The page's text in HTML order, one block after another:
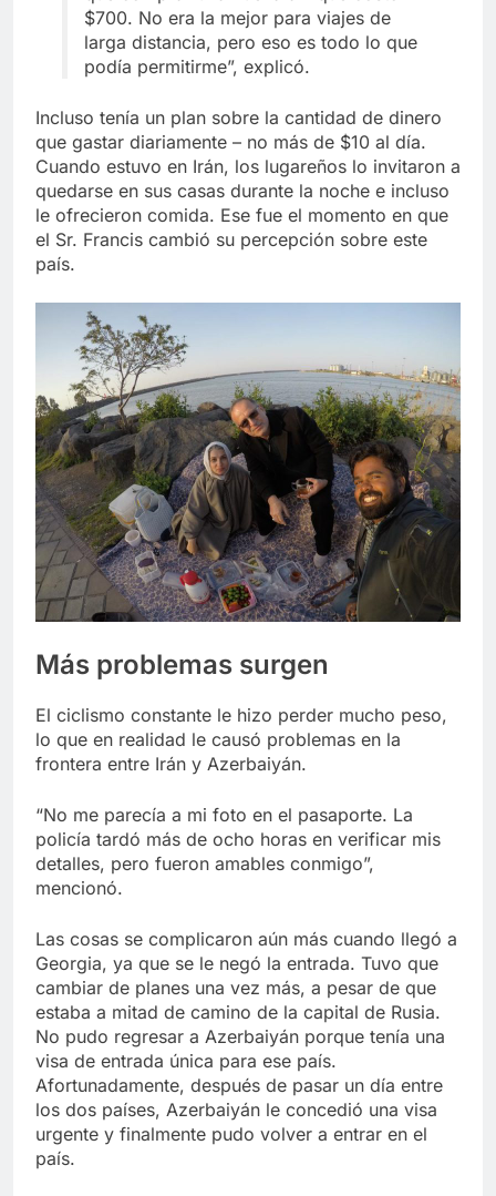
$700. No era la mejor para viajes de
larga distancia, pero eso es todo lo que
podía permitirme”, explicó.
Incluso tenía un plan sobre la cantidad de dinero
que gastar diariamente – no más de $10 al día.
Cuando estuvo en Irán, los lugareños lo invitaron a
quedarse en sus casas durante la noche e incluso
le ofrecieron comida. Ese fue el momento en que
el Sr. Francis cambió su percepción sobre este
país.
Más problemas surgen
El ciclismo constante le hizo perder mucho peso,
lo que en realidad le causó problemas en la
frontera entre Irán y Azerbaiyán.
“No me parecía a mi foto en el pasaporte. La
policía tardó más de ocho horas en verificar mis
detalles, pero fueron amables conmigo”,
mencionó.
Las cosas se complicaron aún más cuando llegó a
Georgia, ya que se le negó la entrada. Tuvo que
cambiar de planes una vez más, a pesar de que
estaba a mitad de camino de la capital de Rusia.
No pudo regresar a Azerbaiyán porque tenía una
visa de entrada única para ese país.
Afortunadamente, después de pasar un día entre
los dos países, Azerbaiyán le concedió una visa
urgente y finalmente pudo volver a entrar en el
país.